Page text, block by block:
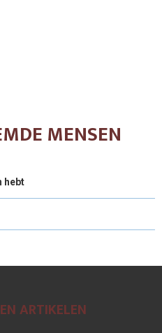
MENSEN
hebt
ARTIKELEN